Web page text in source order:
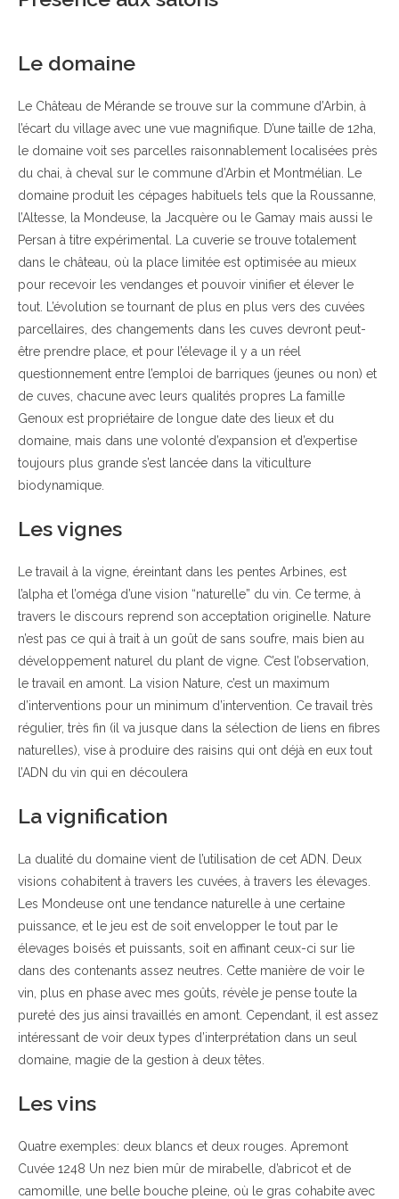
Le domaine
Le Château de Mérande se trouve sur la commune d’Arbin, à
l’écart du village avec une vue magnifique. D’une taille de 12ha,
le domaine voit ses parcelles raisonnablement localisées près
du chai, à cheval sur le commune d’Arbin et Montmélian. Le
domaine produit les cépages habituels tels que la Roussanne,
l’Altesse, la Mondeuse, la Jacquère ou le Gamay mais aussi le
Persan à titre expérimental. La cuverie se trouve totalement
dans le château, où la place limitée est optimisée au mieux
pour recevoir les vendanges et pouvoir vinifier et élever le
tout. L’évolution se tournant de plus en plus vers des cuvées
parcellaires, des changements dans les cuves devront peut-
être prendre place, et pour l’élevage il y a un réel
questionnement entre l’emploi de barriques (jeunes ou non) et
de cuves, chacune avec leurs qualités propres La famille
Genoux est propriétaire de longue date des lieux et du
domaine, mais dans une volonté d’expansion et d’expertise
toujours plus grande s’est lancée dans la viticulture
biodynamique.
Les vignes
Le travail à la vigne, éreintant dans les pentes Arbines, est
l’alpha et l’oméga d’une vision “naturelle” du vin. Ce terme, à
travers le discours reprend son acceptation originelle. Nature
n’est pas ce qui à trait à un goût de sans soufre, mais bien au
développement naturel du plant de vigne. C’est l’observation,
le travail en amont. La vision Nature, c’est un maximum
d’interventions pour un minimum d’intervention. Ce travail très
régulier, très fin (il va jusque dans la sélection de liens en fibres
naturelles), vise à produire des raisins qui ont déjà en eux tout
l’ADN du vin qui en découlera
La vignification
La dualité du domaine vient de l’utilisation de cet ADN. Deux
visions cohabitent à travers les cuvées, à travers les élevages.
Les Mondeuse ont une tendance naturelle à une certaine
puissance, et le jeu est de soit envelopper le tout par le
élevages boisés et puissants, soit en affinant ceux-ci sur lie
dans des contenants assez neutres. Cette manière de voir le
vin, plus en phase avec mes goûts, révèle je pense toute la
pureté des jus ainsi travaillés en amont. Cependant, il est assez
intéressant de voir deux types d’interprétation dans un seul
domaine, magie de la gestion à deux têtes.
Les vins
Quatre exemples: deux blancs et deux rouges. Apremont
Cuvée 1248 Un nez bien mûr de mirabelle, d’abricot et de
camomille, une belle bouche pleine, où le gras cohabite avec